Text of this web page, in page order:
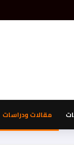
مقالات ودراسات